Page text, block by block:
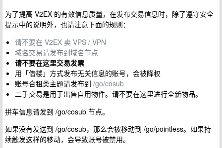
为了提高 V2EX 的有效信息质量，在发布交易信息时，除了遵守安全
提示中的说明外，也请注意下面的规则：
请不要在 V2EX 卖 VPS / VPN
域名交易请发布到域名节点
请不要在这里交易发票
用「借楼」方式发布无关信息的账号，会被降权
账号合租类主题请发布到 /go/cosub
二手交易是用于出售自用物件。请不要在这里进行全新物品。
拼车信息请发到 /go/cosub 节点。
如果没有发送到 /go/cosub，那么会被移动到 /go/pointless。如果持
续触发这样的移动，会导致账号被禁用。